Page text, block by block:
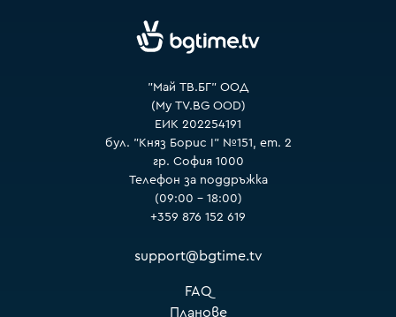
"Май ТВ.БГ" ООД
(My TV.BG OOD)
ЕИК 202254191
бул. "Княз Борис I" №151, ет. 2
гр. София 1000
Телефон за поддръжка
(09:00 – 18:00)
+359 876 152 619
support@bgtime.tv
FAQ
Планове